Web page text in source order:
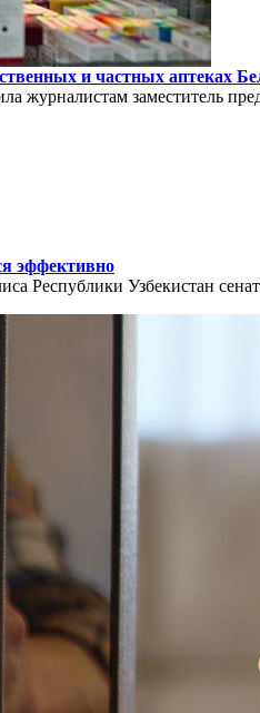
и частных аптеках
журналистам заместитель
эффективно
Республики Узбекистан